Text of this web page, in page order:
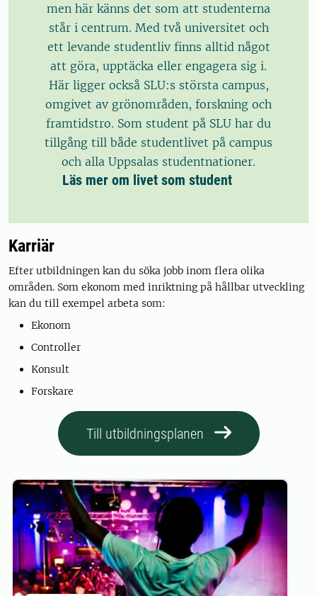
men här känns det som att studenterna
står i centrum. Med två universitet och
ett levande studentliv finns alltid något
att göra, upptäcka eller engagera sig i.
Här ligger också SLU:s största campus,
omgivet av grönområden, forskning och
framtidstro. Som student på SLU har du
tillgång till både studentlivet på campus
och alla Uppsalas studentnationer.
Läs mer om livet som student
Karriär
Efter utbildningen kan du söka jobb inom flera olika
områden. Som ekonom med inriktning på hållbar utveckling
kan du till exempel arbeta som:
Ekonom
Controller
Konsult
Forskare
Till utbildningsplanen